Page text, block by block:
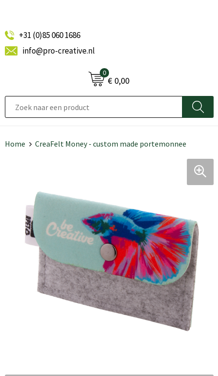
+31 (0)85 060 1686
info@pro-creative.nl
0
€ 0,00
Home CreaFelt Money - custom made portemonnee